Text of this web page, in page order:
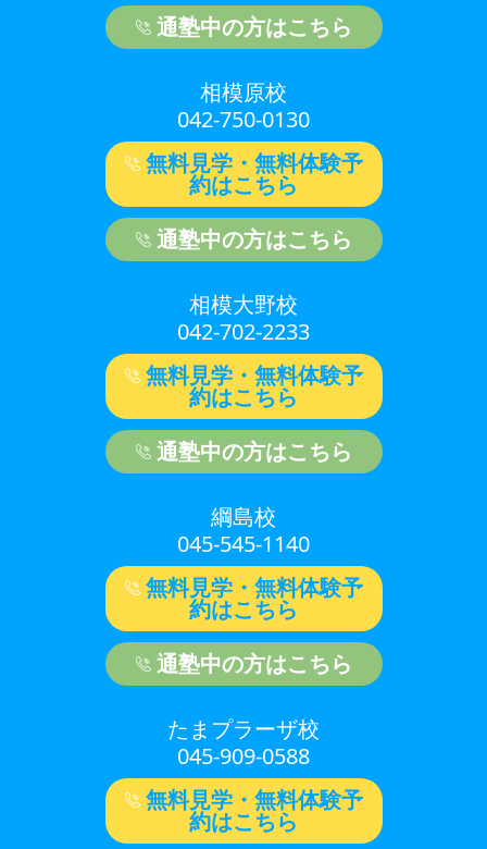
通塾中の方はこちら
相模原校
042-750-0130
無料見学・無料体験予
約はこちら
通塾中の方はこちら
相模大野校
042-702-2233
無料見学・無料体験予
約はこちら
通塾中の方はこちら
綱島校
045-545-1140
無料見学・無料体験予
約はこちら
通塾中の方はこちら
たまプラーザ校
045-909-0588
無料見学・無料体験予
約はこちら